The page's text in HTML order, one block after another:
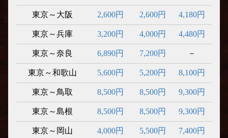
東京～大阪 2,600円 2,600円 4,180円
東京～兵庫 3,200円 4,000円 4,480円
東京～奈良 6,890円 7,200円 －
東京～和歌山 5,600円 5,200円 8,100円
東京～鳥取 8,500円 8,500円 9,300円
東京～島根 8,500円 8,500円 9,300円
東京～岡山 4,000円 5,500円 7,400円